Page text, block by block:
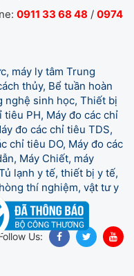
0911 33 68 48 / 0974
máy ly tâm Trung
thủy, Bể tuần hoàn
nghệ sinh học, Thiết bị
PH, Máy đo các chỉ
đo các chỉ tiêu TDS,
chỉ tiêu DO, Máy đo các
Máy Chiết, máy
lạnh y tế, thiết bị y tế,
thí nghiệm, vật tư y
Us: